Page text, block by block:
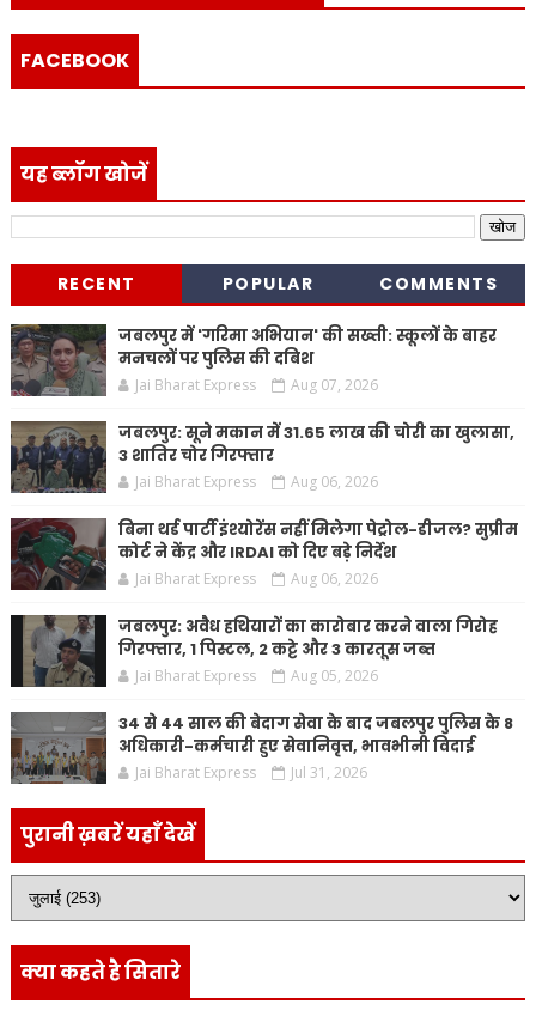
FACEBOOK
यह ब्लॉग खोजें
RECENT POPULAR COMMENTS
जबलपुर में 'गरिमा अभियान' की सख्ती: स्कूलों के बाहर
मनचलों पर पुलिस की दबिश
Jai Bharat Express Aug 07, 2026
जबलपुर: सूने मकान में 31.65 लाख की चोरी का खुलासा,
3 शातिर चोर गिरफ्तार
Jai Bharat Express Aug 06, 2026
बिना थर्ड पार्टी इंश्योरेंस नहीं मिलेगा पेट्रोल-डीजल? सुप्रीम
कोर्ट ने केंद्र और IRDAI को दिए बड़े निर्देश
Jai Bharat Express Aug 06, 2026
जबलपुर: अवैध हथियारों का कारोबार करने वाला गिरोह
गिरफ्तार, 1 पिस्टल, 2 कट्टे और 3 कारतूस जब्त
Jai Bharat Express Aug 05, 2026
34 से 44 साल की बेदाग सेवा के बाद जबलपुर पुलिस के 8
अधिकारी-कर्मचारी हुए सेवानिवृत्त, भावभीनी विदाई
Jai Bharat Express Jul 31, 2026
पुरानी ख़बरें यहाँ देखें
क्या कहते है सितारे